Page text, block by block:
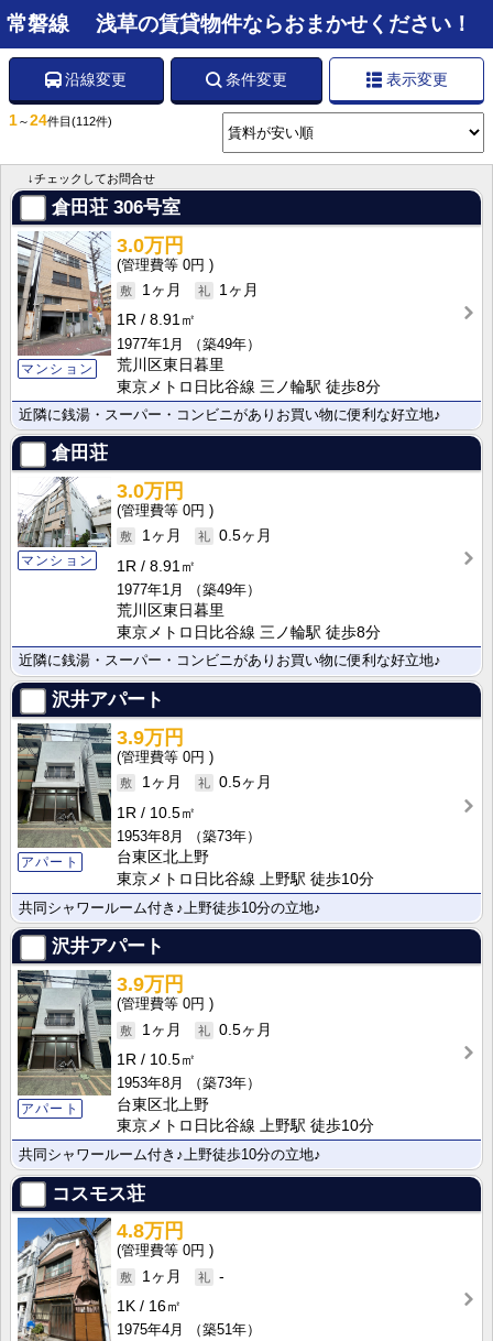
常磐線 浅草の賃貸物件ならおまかせください！
沿線変更 条件変更 表示変更
1～24件目 (112件)
↓チェックしてお問合せ
倉田荘 306号室
マンション
3.0万円
0円
1ヶ月
1ヶ月
1R
8.91㎡
1977年1月
（築49年）
荒川区東日暮里
東京メトロ日比谷線 三ノ輪駅 徒歩8分
近隣に銭湯・スーパー・コンビニがありお買い物に便利な好立地♪
倉田荘
マンション
3.0万円
0円
1ヶ月
0.5ヶ月
1R
8.91㎡
1977年1月
（築49年）
荒川区東日暮里
東京メトロ日比谷線 三ノ輪駅 徒歩8分
近隣に銭湯・スーパー・コンビニがありお買い物に便利な好立地♪
沢井アパート
アパート
3.9万円
0円
1ヶ月
0.5ヶ月
1R
10.5㎡
1953年8月
（築73年）
台東区北上野
東京メトロ日比谷線 上野駅 徒歩10分
共同シャワールーム付き♪上野徒歩10分の立地♪
沢井アパート
アパート
3.9万円
0円
1ヶ月
0.5ヶ月
1R
10.5㎡
1953年8月
（築73年）
台東区北上野
東京メトロ日比谷線 上野駅 徒歩10分
共同シャワールーム付き♪上野徒歩10分の立地♪
コスモス荘
4.8万円
0円
1ヶ月
-
1K
16㎡
1975年4月
（築51年）